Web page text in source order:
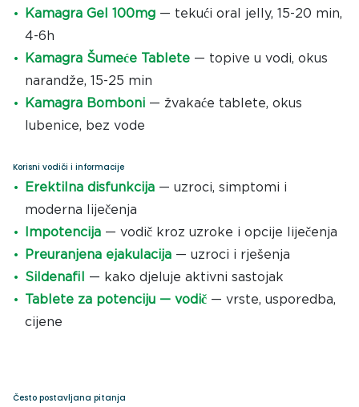
Kamagra Gel 100mg — tekući oral jelly, 15-20 min,
4-6h
Kamagra Šumeće Tablete — topive u vodi, okus
narandže, 15-25 min
Kamagra Bomboni — žvakaće tablete, okus
lubenice, bez vode
Korisni vodiči i informacije
Erektilna disfunkcija — uzroci, simptomi i
moderna liječenja
Impotencija — vodič kroz uzroke i opcije liječenja
Preuranjena ejakulacija — uzroci i rješenja
Sildenafil
— kako djeluje aktivni sastojak
Tablete za potenciju — vodič — vrste, usporedba,
cijene
Često postavljana pitanja